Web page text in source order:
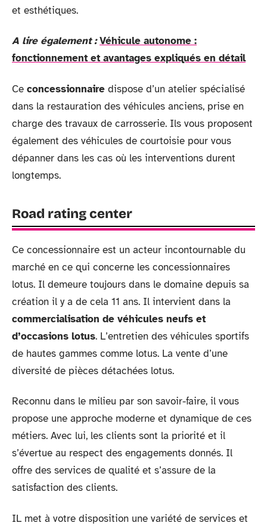
et esthétiques.
A lire également : Véhicule autonome :
fonctionnement et avantages expliqués en détail
Ce concessionnaire dispose d’un atelier spécialisé
dans la restauration des véhicules anciens, prise en
charge des travaux de carrosserie. Ils vous proposent
également des véhicules de courtoisie pour vous
dépanner dans les cas où les interventions durent
longtemps.
Road rating center
Ce concessionnaire est un acteur incontournable du
marché en ce qui concerne les concessionnaires
lotus. Il demeure toujours dans le domaine depuis sa
création il y a de cela 11 ans. Il intervient dans la
commercialisation de véhicules neufs et
d’occasions lotus. L’entretien des véhicules sportifs
de hautes gammes comme lotus. La vente d’une
diversité de pièces détachées lotus.
Reconnu dans le milieu par son savoir-faire, il vous
propose une approche moderne et dynamique de ces
métiers. Avec lui, les clients sont la priorité et il
s’évertue au respect des engagements donnés. Il
offre des services de qualité et s’assure de la
satisfaction des clients.
IL met à votre disposition une variété de services et